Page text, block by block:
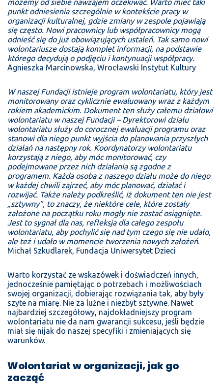
możemy od siebie nawzajem oczekiwać. Warto mieć taki
punkt odniesienia szczególnie w kontekście pracy w
organizacji kulturalnej, gdzie zmiany w zespole pojawiają
się często. Nowi pracownicy lub współpracownicy mogą
odnieść się do już obowiązujących ustaleń. Tak samo nowi
wolontariusze dostają komplet informacji, na podstawie
którego decydują o podjęciu i kontynuacji współpracy.
Agnieszka Marcinowska, Wrocławski Instytut Kultury
W naszej Fundacji istnieje program wolontariatu, który jest
monitorowany oraz cyklicznie ewaluowany wraz z każdym
rokiem akademickim. Dokument ten służy całemu działowi
wolontariatu w naszej Fundacji – Dyrektorowi działu
wolontariatu służy do corocznej ewaluacji programu oraz
stanowi dla niego punkt wyjścia do planowania przyszłych
działań na następny rok. Koordynatorzy wolontariatu
korzystają z niego, aby móc monitorować, czy
podejmowane przez nich działania są zgodne z
programem. Każda osoba z naszego działu może do niego
w każdej chwili zajrzeć, aby móc planować, działać i
rozwijać. Także należy podkreślić, iż dokument ten nie jest
„sztywny”, to znaczy, że niektóre cele, które zostały
założone na początku roku mogły nie zostać osiągnięte.
Jest to sygnał dla nas, refleksja dla całego zespołu
wolontariatu, aby pochylić się nad tym czego się nie udało,
ale też i udało w momencie tworzenia nowych założeń.
Michał Szkudlarek, Fundacja Uniwersytet Dzieci
Warto korzystać ze wskazówek i doświadczeń innych,
jednocześnie pamiętając o potrzebach i możliwościach
swojej organizacji, dobierając rozwiązania tak, aby były
szyte na miarę. Nie za luźne i niezbyt sztywne. Nawet
najbardziej szczegółowy, najdokładniejszy program
wolontariatu nie da nam gwarancji sukcesu, jeśli będzie
miał się nijak do naszej specyfiki i zmieniających się
warunków.
Wolontariat w organizacji, jak go
zacząć